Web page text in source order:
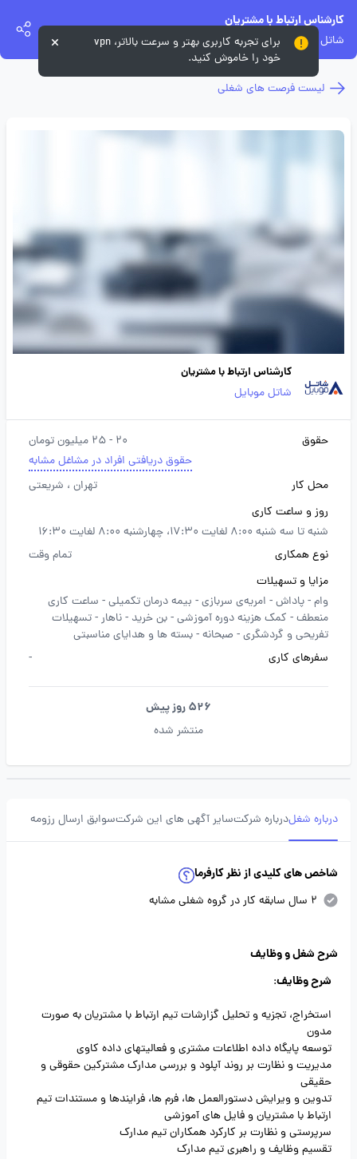
کارشناس ارتباط با مشتریان
شاتل موبایل
لیست فرصت های شغلی
کارشناس ارتباط با مشتریان
شاتل موبایل
حقوق
20 - 25 میلیون تومان
حقوق دریافتی افراد در مشاغل مشابه
محل کار
تهران ، شریعتی
روز و ساعت کاری
شنبه تا سه شنبه 8:00 لغایت 17:30، چهارشنبه 8:00 لغایت 16:30
نوع همکاری
تمام وقت
مزایا و تسهیلات
وام -پاداش - امریه‌ی سربازی - بیمه درمان تکمیلی - ساعت کاری
منعطف - کمک هزینه دوره آموزشی -بن خرید -ناهار -تسهیلات
تفریحی و گردشگری - صبحانه -بسته ها و هدایای مناسبتی
سفرهای کاری
-
526 روز پیش
منتشر شده
درباره شغلدرباره شرکتسایر آگهی های این شرکتسوابق ارسال رزومه
شاخص های کلیدی از نظر کارفرما
2 سال سابقه کار در گروه شغلی مشابه
شرح شغل و وظایف
شرح وظایف:
استخراج، تجزیه و تحلیل گزارشات تیم ارتباط با مشتریان به صورت
مدون
توسعه پایگاه داده اطلاعات مشتری و فعالیتهای داده کاوی
مدیریت و نظارت بر روند آپلود و بررسی مدارک مشترکین حقوقی و
حقیقی
تدوین و ویرایش دستورالعمل ها، فرم ها، فرایندها و مستندات تیم
ارتباط با مشتریان و فایل های آموزشی
سرپرستی و نظارت بر کارکرد همکاران تیم مدارک
تقسیم وظایف و راهبری تیم مدارک
برای تجربه کاربری بهتر و سرعت بالاتر، vpn
خود را خاموش کنید.